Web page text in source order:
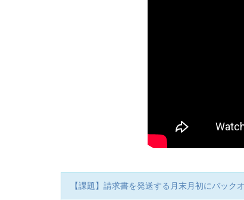
【課題】請求書を発送する月末月初にバック